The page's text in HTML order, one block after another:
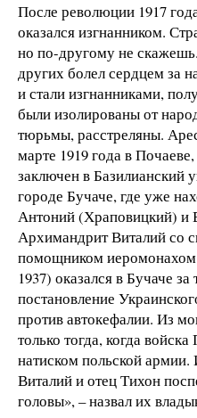
После революции 1917
оказался изгнанником.
но по-другому не
других болел сердцем за
и стали изгнанниками,
были изолированы от
тюрьмы, расстреляны.
марте 1919 года в
заключен в Базилианский
городе Бучаче, где уже
Антоний (Храповицкий) и
Архимандрит Виталий со
помощником
1937) оказался в Бучаче
постановление
против автокефалии. Из
только тогда, когда
натиском польской
Виталий и отец Тихон
головы», – назвал их